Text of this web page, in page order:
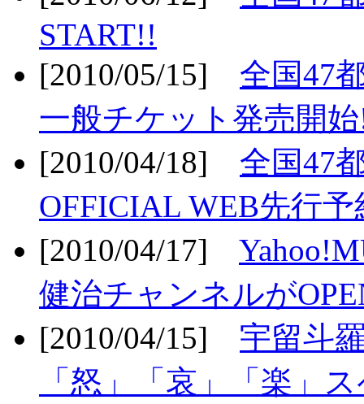
START!!
[2010/05/15] 全国47
一般チケット発売開
[2010/04/18] 全国47
OFFICIAL WEB先行
[2010/04/17]
健治チャンネルが
[2010/04/15] 宇留斗
「怒」「哀」「楽」